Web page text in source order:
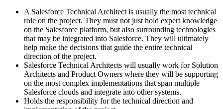
A Salesforce Technical Architect is usually the most technical
role on the project. They must not just hold expert knowledge
on the Salesforce platform, but also surrounding technologies
that may be integrated into Salesforce. They will ultimately
help make the decisions that guide the entire technical
direction of the project.
Salesforce Technical Architects will usually work for Solution
Architects and Product Owners where they will be supporting
on the most complex implementations that span multiple
Salesforce clouds and integrate into other systems.
Holds the responsibility for the technical direction and